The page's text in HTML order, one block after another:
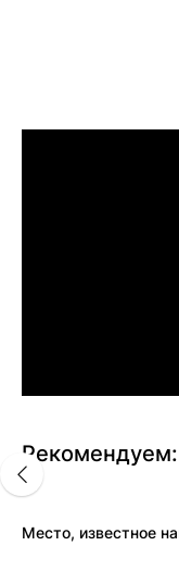
Рекомендуем: